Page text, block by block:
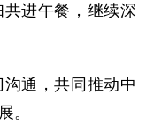
进午餐，继续深
通，共同推动中
。